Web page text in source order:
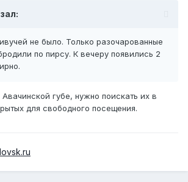
не было. Только разочарованные
по пирсу. К вечеру появились 2
губе, нужно поискать их в
для свободного посещения.